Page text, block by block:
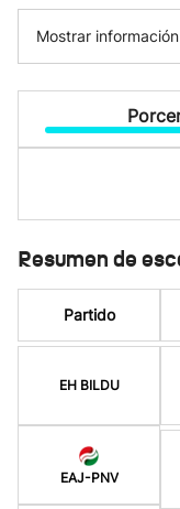
Mostrar
Resumen de
Partido
EH BILDU
EAJ-PNV